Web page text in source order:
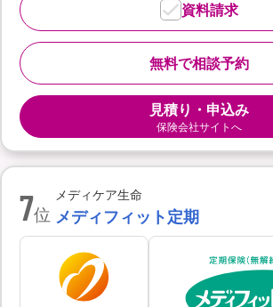
無料で相談予約
資料請求
見積り・申込み
保険会社サイトへ
7位
メディケア生命
メディフィット定期